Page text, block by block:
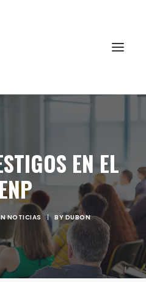
EN EL
NOTICIAS | BYDUBON